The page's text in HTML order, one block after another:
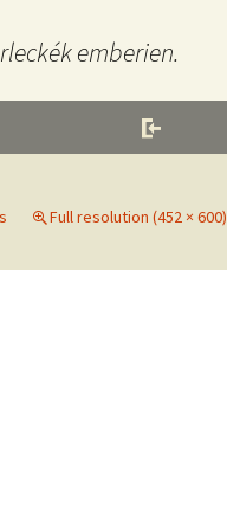
emberien.
Full resolution (452 × 600)